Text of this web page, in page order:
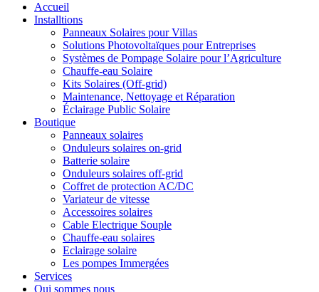
Accueil
Installtions
Panneaux Solaires pour Villas
Solutions Photovoltaïques pour Entreprises
Systèmes de Pompage Solaire pour l’Agriculture
Chauffe-eau Solaire
Kits Solaires (Off-grid)
Maintenance, Nettoyage et Réparation
Éclairage Public Solaire
Boutique
Panneaux solaires
Onduleurs solaires on-grid
Batterie solaire
Onduleurs solaires off-grid
Coffret de protection AC/DC
Variateur de vitesse
Accessoires solaires
Cable Electrique Souple
Chauffe-eau solaires
Eclairage solaire
Les pompes Immergées
Services
Qui sommes nous